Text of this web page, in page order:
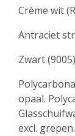
Crème wit
Antraciet
Zwart (9005)
opaal.
excl. grepen.